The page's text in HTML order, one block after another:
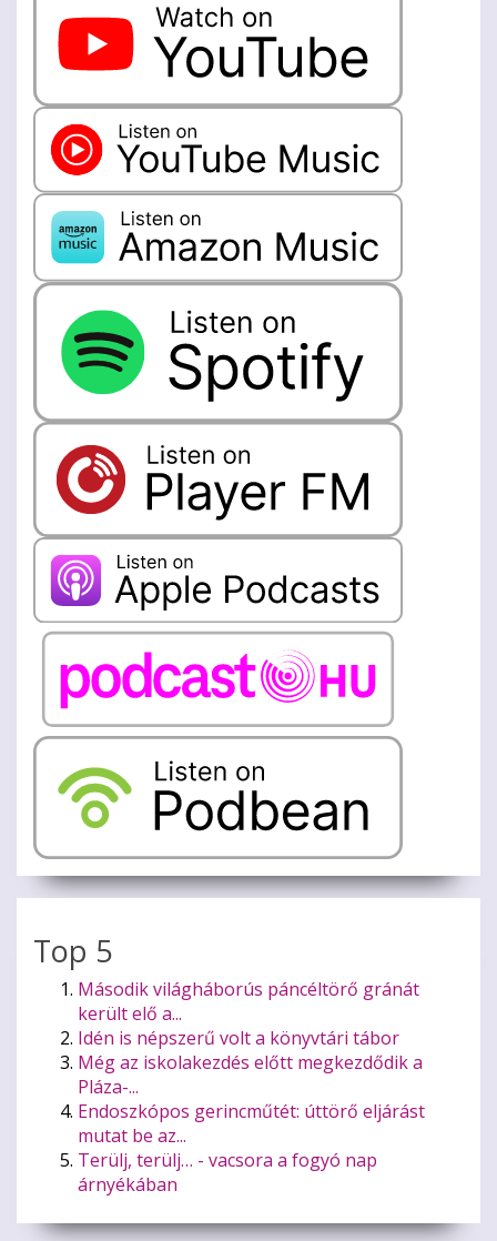
Top 5
Második világháborús páncéltörő gránát
került elő a...
Idén is népszerű volt a könyvtári tábor
Még az iskolakezdés előtt megkezdődik a
Pláza-...
Endoszkópos gerincműtét: úttörő eljárást
mutat be az...
Terülj, terülj… - vacsora a fogyó nap
árnyékában